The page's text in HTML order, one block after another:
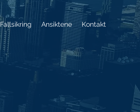
Fallsikring Ansiktene Kontakt